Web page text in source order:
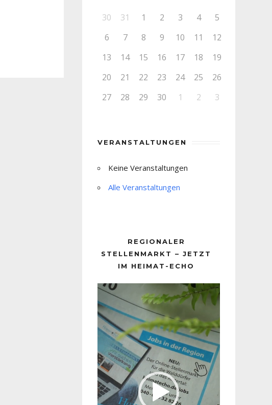
30 31 1 2 3 4
5
6
7 8 9 10 11
12
13
14 15 16 17 18
19
20
21 22 23 24 25
26
27
28 29 30 1 2 3
VERANSTALTUNGEN
Keine Veranstaltungen
Alle Veranstaltungen
REGIONALER
STELLENMARKT – JETZT
IM HEIMAT-ECHO
Player